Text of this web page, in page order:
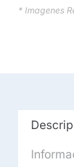
-
-
-
* Imagenes